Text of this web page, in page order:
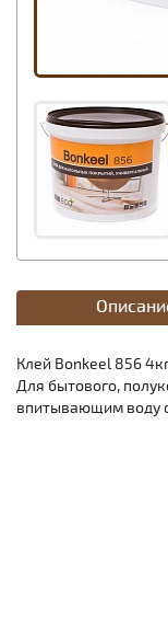
Клей Bоnkeel 856
Для бытового,
впитывающим воду